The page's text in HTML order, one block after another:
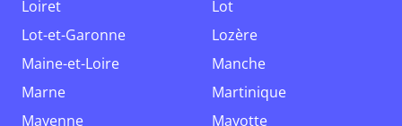
Loiret
Lot
Lot-et-Garonne
Lozère
Maine-et-Loire
Manche
Marne
Martinique
Mayenne
Mayotte